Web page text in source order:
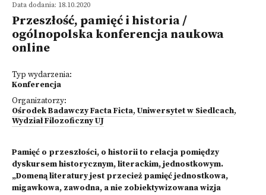
Data dodania: 18.10.2020
Przeszłość, pamięć i historia /
ogólnopolska konferencja naukowa
online
Typ wydarzenia:
Konferencja
Organizatorzy:
Ośrodek Badawczy Facta Ficta, Uniwersytet w Siedlcach,
Wydział Filozoficzny UJ
Pamięć o przeszłości, o historii to relacja pomiędzy
dyskursem historycznym, literackim, jednostkowym.
„Domeną literatury jest przecież pamięć jednostkowa,
migawkowa, zawodna, a nie zobiektywizowana wizja